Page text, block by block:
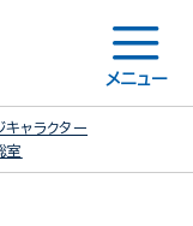
メニュー
キャラクター
室